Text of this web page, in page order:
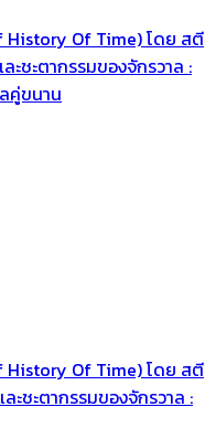
History Of Time) โดย สตี
ชะตากรรมของจักรวาล :
คู่ขนาน
History Of Time) โดย สตี
ะชะตากรรมของจักรวาล :